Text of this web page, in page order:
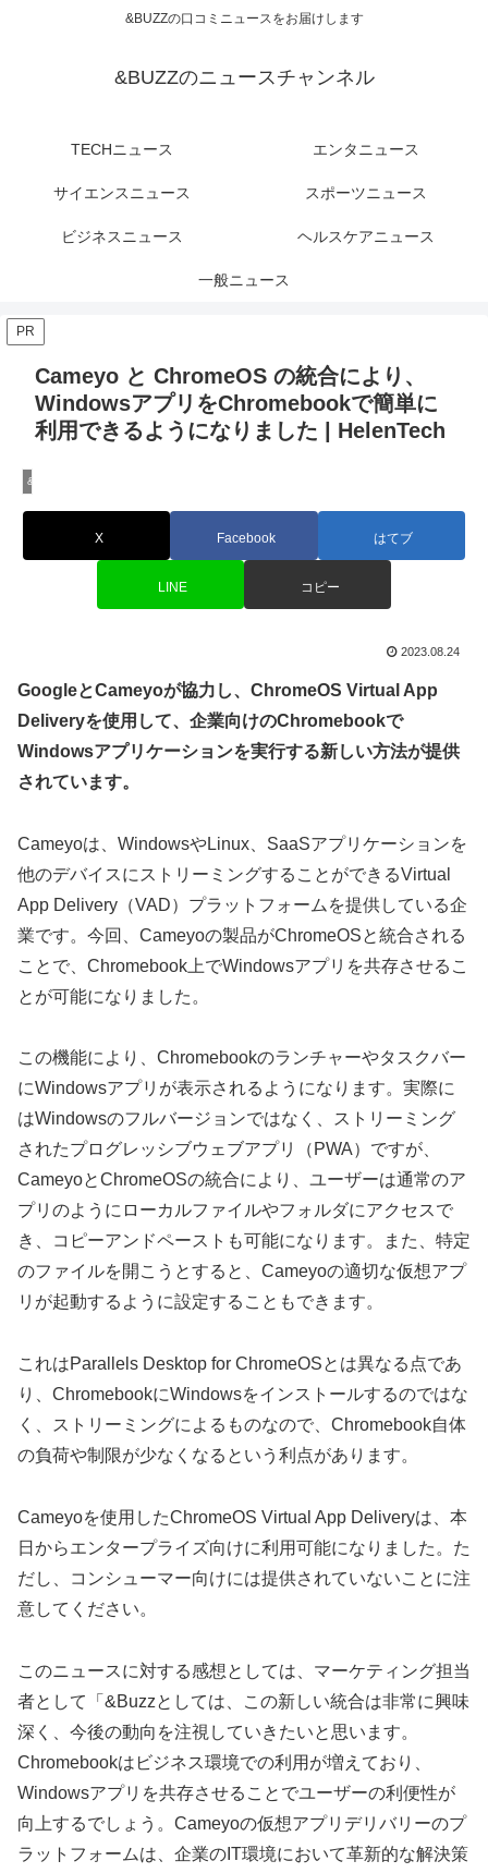
&BUZZの口コミニュースをお届けします
&BUZZのニュースチャンネル
TECHニュース エンタニュース
サイエンスニュース スポーツニュース
ビジネスニュース ヘルスケアニュース
一般ニュース
PR
Cameyo と ChromeOS の統合により、
WindowsアプリをChromebookで簡単に
利用できるようになりました | HelenTech
&BuzzのTECHニュース
X Facebook はてブ
LINE コピー
2023.08.24
GoogleとCameyoが協力し、ChromeOS Virtual App
Deliveryを使用して、企業向けのChromebookで
Windowsアプリケーションを実行する新しい方法が提供
されています。
Cameyoは、WindowsやLinux、SaaSアプリケーションを
他のデバイスにストリーミングすることができるVirtual
App Delivery（VAD）プラットフォームを提供している企
業です。今回、Cameyoの製品がChromeOSと統合される
ことで、Chromebook上でWindowsアプリを共存させるこ
とが可能になりました。
この機能により、Chromebookのランチャーやタスクバー
にWindowsアプリが表示されるようになります。実際に
はWindowsのフルバージョンではなく、ストリーミング
されたプログレッシブウェブアプリ（PWA）ですが、
CameyoとChromeOSの統合により、ユーザーは通常のア
プリのようにローカルファイルやフォルダにアクセスで
き、コピーアンドペーストも可能になります。また、特定
のファイルを開こうとすると、Cameyoの適切な仮想アプ
リが起動するように設定することもできます。
これはParallels Desktop for ChromeOSとは異なる点であ
り、ChromebookにWindowsをインストールするのではな
く、ストリーミングによるものなので、Chromebook自体
の負荷や制限が少なくなるという利点があります。
Cameyoを使用したChromeOS Virtual App Deliveryは、本
日からエンタープライズ向けに利用可能になりました。た
だし、コンシューマー向けには提供されていないことに注
意してください。
このニュースに対する感想としては、マーケティング担当
者として「&Buzzとしては、この新しい統合は非常に興味
深く、今後の動向を注視していきたいと思います。
Chromebookはビジネス環境での利用が増えており、
Windowsアプリを共存させることでユーザーの利便性が
向上するでしょう。Cameyoの仮想アプリデリバリーのプ
ラットフォームは、企業のIT環境において革新的な解決策